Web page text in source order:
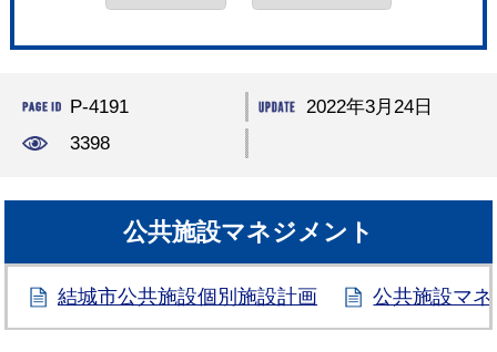
P-4191
2022年3月24日
3398
公共施設マネジメント
結城市公共施設個別施設計画 公共施設マ